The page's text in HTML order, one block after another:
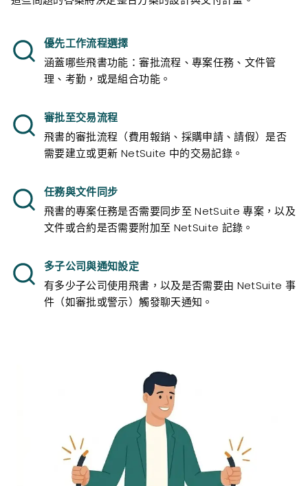
優先工作流程選擇
涵蓋哪些飛書功能：審批流程、專案任務、文件管
理、考勤，或是組合功能。
審批至交易流程
飛書的審批流程（費用報銷、採購申請、請假）是否
需要建立或更新 NetSuite 中的交易記錄。
任務與文件同步
飛書的專案任務是否需要同步至 NetSuite 專案，以及
文件或合約是否需要附加至 NetSuite 記錄。
多子公司與通知設定
有多少子公司使用飛書，以及是否需要由 NetSuite 事
件（如審批或警示）觸發聊天通知。